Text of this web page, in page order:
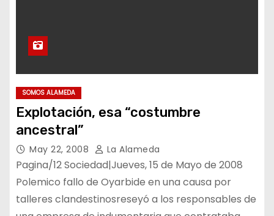
SOMOS ALAMEDA
Explotación, esa “costumbre
ancestral”
May 22, 2008 La Alameda
Pagina/12 Sociedad|Jueves, 15 de Mayo de 2008
Polemico fallo de Oyarbide en una causa por
talleres clandestinosreseyó a los responsables de